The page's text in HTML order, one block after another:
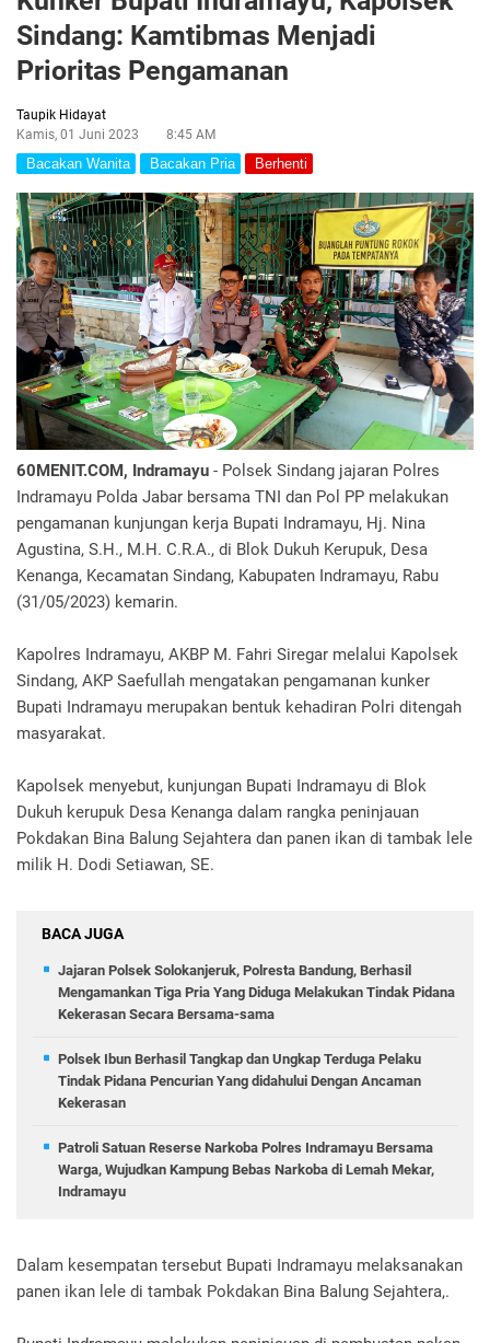
Sindang: Kamtibmas Menjadi
Prioritas Pengamanan
Taupik Hidayat
Kamis, 01 Juni 2023
8:45 AM
Bacakan Wanita Bacakan Pria Berhenti
60MENIT.COM, Indramayu - Polsek Sindang jajaran Polres
Indramayu Polda Jabar bersama TNI dan Pol PP melakukan
pengamanan kunjungan kerja Bupati Indramayu, Hj. Nina
Agustina, S.H., M.H. C.R.A., di Blok Dukuh Kerupuk, Desa
Kenanga, Kecamatan Sindang, Kabupaten Indramayu, Rabu
(31/05/2023) kemarin.
Kapolres Indramayu, AKBP M. Fahri Siregar melalui Kapolsek
Sindang, AKP Saefullah mengatakan pengamanan kunker
Bupati Indramayu merupakan bentuk kehadiran Polri ditengah
masyarakat.
Kapolsek menyebut, kunjungan Bupati Indramayu di Blok
Dukuh kerupuk Desa Kenanga dalam rangka peninjauan
Pokdakan Bina Balung Sejahtera dan panen ikan di tambak lele
milik H. Dodi Setiawan, SE.
BACA JUGA
Jajaran Polsek Solokanjeruk, Polresta Bandung, Berhasil
Mengamankan Tiga Pria Yang Diduga Melakukan Tindak Pidana
Kekerasan Secara Bersama-sama
Polsek Ibun Berhasil Tangkap dan Ungkap Terduga Pelaku
Tindak Pidana Pencurian Yang didahului Dengan Ancaman
Kekerasan
Patroli Satuan Reserse Narkoba Polres Indramayu Bersama
Warga, Wujudkan Kampung Bebas Narkoba di Lemah Mekar,
Indramayu
Dalam kesempatan tersebut Bupati Indramayu melaksanakan
panen ikan lele di tambak Pokdakan Bina Balung Sejahtera,.